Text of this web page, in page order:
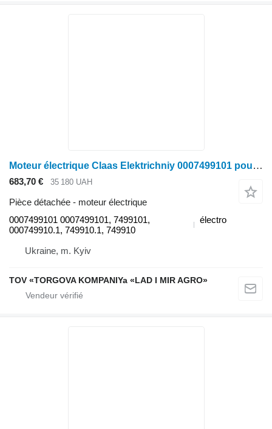
Moteur électrique Claas Elektrichniy 0007499101 pour Claas Elektrichniy dvigun
683,70 € 35 180 UAH
Pièce détachée - moteur électrique
0007499101 0007499101, 7499101,
000749910.1, 749910.1, 749910
électro
Ukraine, m. Kyiv
TOV «TORGOVA KOMPANIYa «LAD I MIR AGRO»